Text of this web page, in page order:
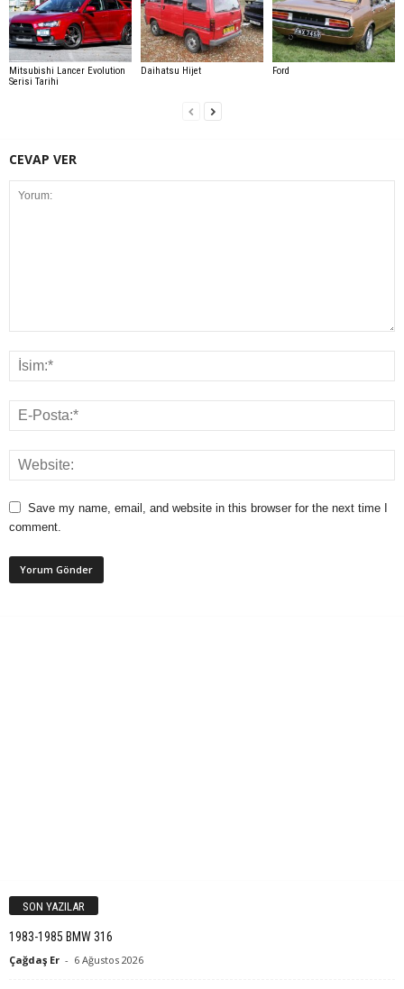
Mitsubishi Lancer Evolution
Serisi Tarihi
Daihatsu Hijet Ford
CEVAP VER
Save my name, email, and website in this browser for the next time I
comment.
SON YAZILAR
1983-1985 BMW 316
Çağdaş Er - 6 Ağustos 2026